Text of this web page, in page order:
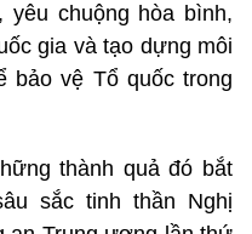
yêu chuộng hòa bình,
gia và tạo dựng môi
bảo vệ Tổ quốc trong
thành quả đó bắt
sắc tinh thần Nghị